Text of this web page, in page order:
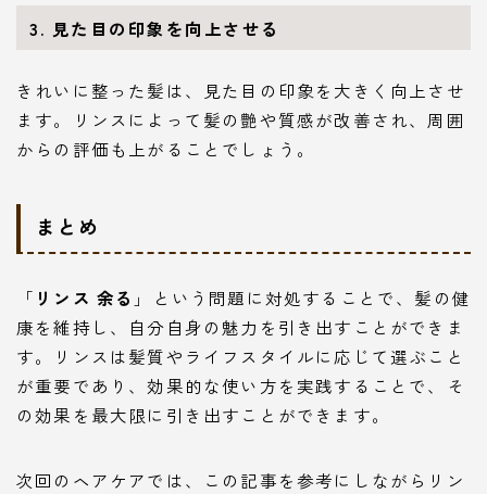
3. 見た目の印象を向上させる
きれいに整った髪は、見た目の印象を大きく向上させ
ます。リンスによって髪の艶や質感が改善され、周囲
からの評価も上がることでしょう。
まとめ
「 リンス 余る 」という問題に対処することで、髪の健
康を維持し、自分自身の魅力を引き出すことができま
す。リンスは髪質やライフスタイルに応じて選ぶこと
が重要であり、効果的な使い方を実践することで、そ
の効果を最大限に引き出すことができます。
次回のヘアケアでは、この記事を参考にしながらリン